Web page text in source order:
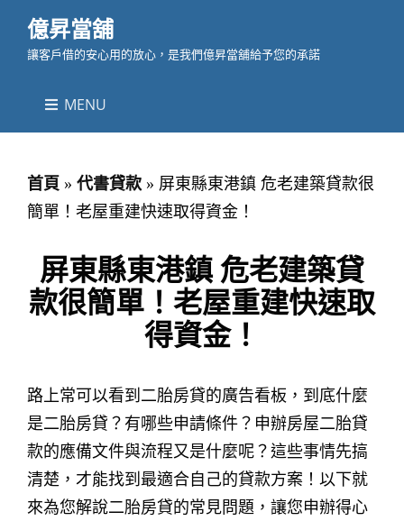
億昇當舖
讓客戶借的安心用的放心，是我們億昇當舖給予您的承諾
MENU
首頁 » 代書貸款 » 屏東縣東港鎮 危老建築貸款很
簡單！老屋重建快速取得資金！
屏東縣東港鎮 危老建築貸
款很簡單！老屋重建快速取
得資金！
路上常可以看到二胎房貸的廣告看板，到底什麼
是二胎房貸？有哪些申請條件？申辦房屋二胎貸
款的應備文件與流程又是什麼呢？這些事情先搞
清楚，才能找到最適合自己的貸款方案！以下就
來為您解說二胎房貸的常見問題，讓您申辦得心